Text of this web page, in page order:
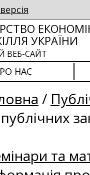
УКРАЇНИ
ВЕБ-САЙТ
НАС
/
та